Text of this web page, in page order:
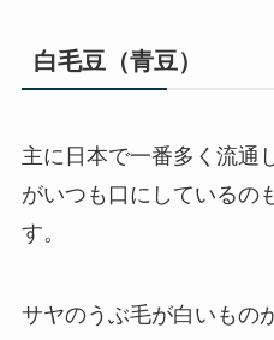
白毛豆（青豆）
主に 日本で一番多く流通
がいつも口にしているの
す。
サヤのうぶ毛が白いもの